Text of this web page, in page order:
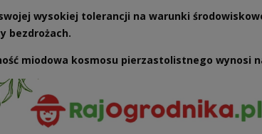
wysokiej tolerancji na warunki
bezdrożach.
miodowa kosmosu pierzastolistnego wynosi